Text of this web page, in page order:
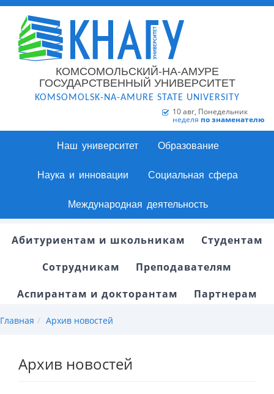
КОМСОМОЛЬСКИЙ-НА-АМУРЕ
ГОСУДАРСТВЕННЫЙ УНИВЕРСИТЕТ
KOMSOMOLSK-NA-AMURE STATE UNIVERSITY
10 авг, Понедельник
неделя по знаменателю
Наш университет Образование
Наука и инновации Социальная сфера
Международная деятельность
Абитуриентам и школьникам
Студентам
Сотрудникам
Преподавателям
Аспирантам и докторантам
Партнерам
Главная Архив новостей
Архив новостей